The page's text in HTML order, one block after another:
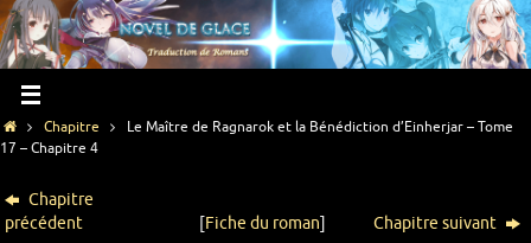
Chapitre
Le Maître de Ragnarok et la Bénédiction d’Einherjar – Tome
17 – Chapitre 4
Chapitre
précédent
[Fiche du roman] Chapitre suivant